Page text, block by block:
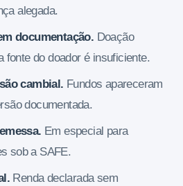
alegada.
documentação. Doação
fonte do doador é insuficiente.
cambial. Fundos apareceram
documentada.
Em especial para
sob a SAFE.
Renda declarada sem